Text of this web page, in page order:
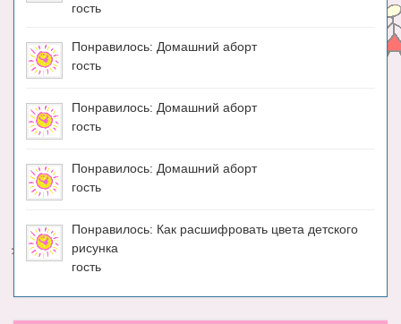
гость
Понравилось: Домашний аборт
гость
Понравилось: Домашний аборт
гость
Понравилось: Домашний аборт
гость
Понравилось: Как расшифровать цвета детского
рисунка
гость